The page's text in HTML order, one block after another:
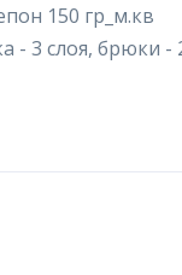
150 гр_м.кв
- 3 слоя, брюки -